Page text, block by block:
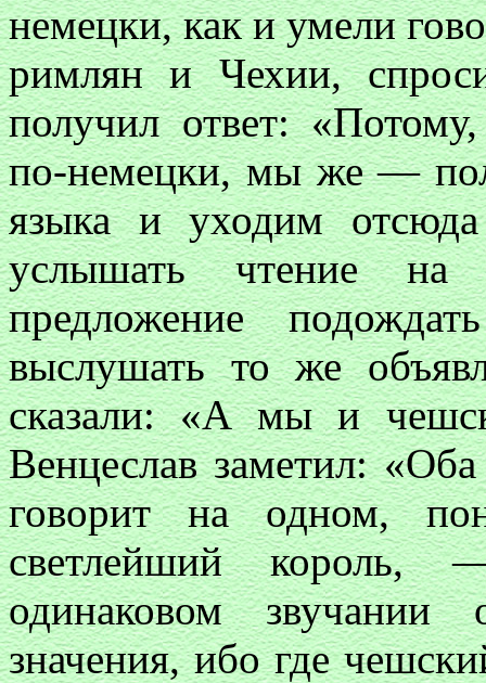
немецки, как и умели
римлян и Чехии,
получил ответ:
по-немецки, мы же —
языка и уходим
услышать чтение
предложение
выслушать то же
сказали: «А мы и
Венцеслав заметил:
говорит на одном,
светлейший
одинаковом
значения, ибо где